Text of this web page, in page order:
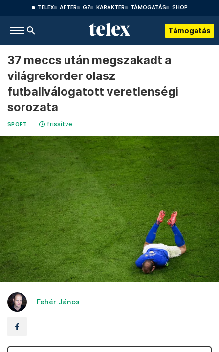
TELEX AFTER G7 KARAKTER TÁMOGATÁS SHOP
Támogatás
37 meccs után megszakadt a
világrekorder olasz
futballválogatott veretlenségi
sorozata
SPORT frissítve
Fehér János